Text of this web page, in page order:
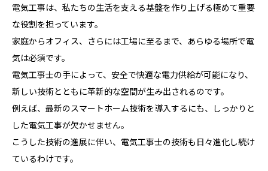
電気工事は、私たちの生活を支える基盤を作り上げる極めて重要
な役割を担っています。
家庭からオフィス、さらには工場に至るまで、あらゆる場所で電
気は必須です。
電気工事士の手によって、安全で快適な電力供給が可能になり、
新しい技術とともに革新的な空間が生み出されるのです。
例えば、最新のスマートホーム技術を導入するにも、しっかりと
した電気工事が欠かせません。
こうした技術の進展に伴い、電気工事士の技術も日々進化し続け
ているわけです。